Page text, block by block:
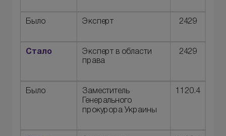
Было Эксперт 2429
Стало
Эксперт в области
права
2429
Было Заместитель
Генерального
прокурора Украины
1120.4